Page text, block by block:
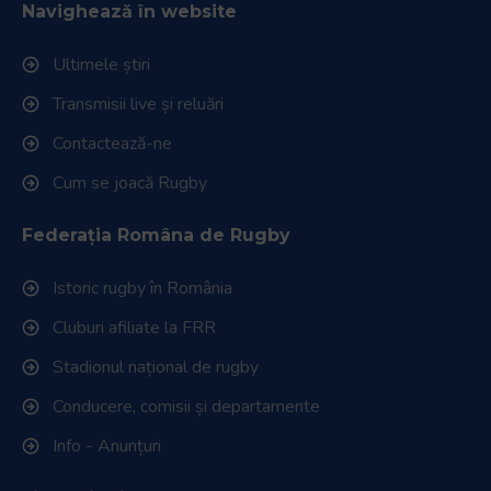
Navighează în website
Ultimele știri
Transmisii live și reluări
Contactează-ne
Cum se joacă Rugby
Federația Româna de Rugby
Istoric rugby în România
Cluburi afiliate la FRR
Stadionul național de rugby
Conducere, comisii și departamente
Info - Anunțuri